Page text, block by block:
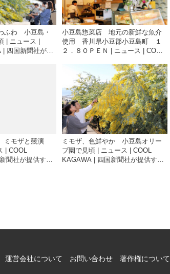
ふわ 小豆島・
| ニュース |
四国新聞社が提
小豆島惣菜店 地元の新鮮な魚介
使用 香川県小豆郡小豆島町 １
２．８ＯＰＥＮ | ニュース | COOL
香川の観光情報サイト
ミモザと競演
| COOL
聞社が提供する
ミモザ、色鮮やか 小豆島オリー
ブ園で見頃 | ニュース | COOL
KAGAWA | 四国新聞社が提供する
運営会社について お問い合わせ 著作権について